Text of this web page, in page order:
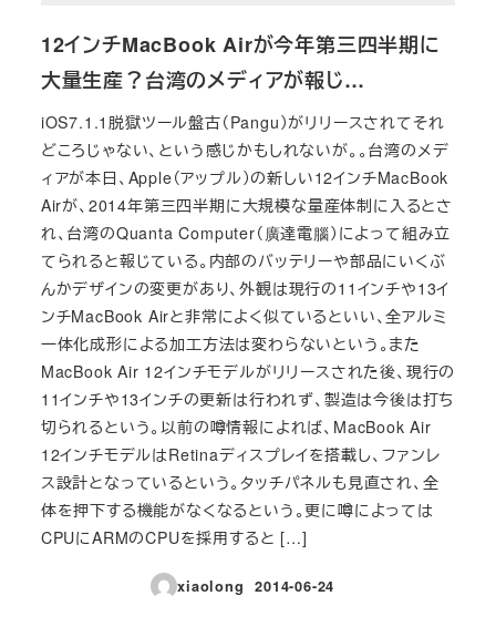
12インチMacBook Airが今年第三四半期に
大量生産？台湾のメディアが報じ…
iOS7.1.1脱獄ツール盤古（Pangu）がリリースされてそれ
どころじゃない、という感じかもしれないが。。台湾のメデ
ィアが本日、Apple（アップル）の新しい12インチMacBook
Airが、2014年第三四半期に大規模な量産体制に入るとさ
れ、台湾のQuanta Computer（廣達電腦）によって組み立
てられると報じている。内部のバッテリーや部品にいくぶ
んかデザインの変更があり、外観は現行の11インチや13イ
ンチMacBook Airと非常によく似ているといい、全アルミ
一体化成形による加工方法は変わらないという。また
MacBook Air 12インチモデルがリリースされた後、現行の
11インチや13インチの更新は行われず、製造は今後は打ち
切られるという。以前の噂情報によれば、MacBook Air
12インチモデルはRetinaディスプレイを搭載し、ファンレ
ス設計となっているという。タッチパネルも見直され、全
体を押下する機能がなくなるという。更に噂によっては
CPUにARMのCPUを採用すると […]
xiaolong
投稿日
2014-06-24